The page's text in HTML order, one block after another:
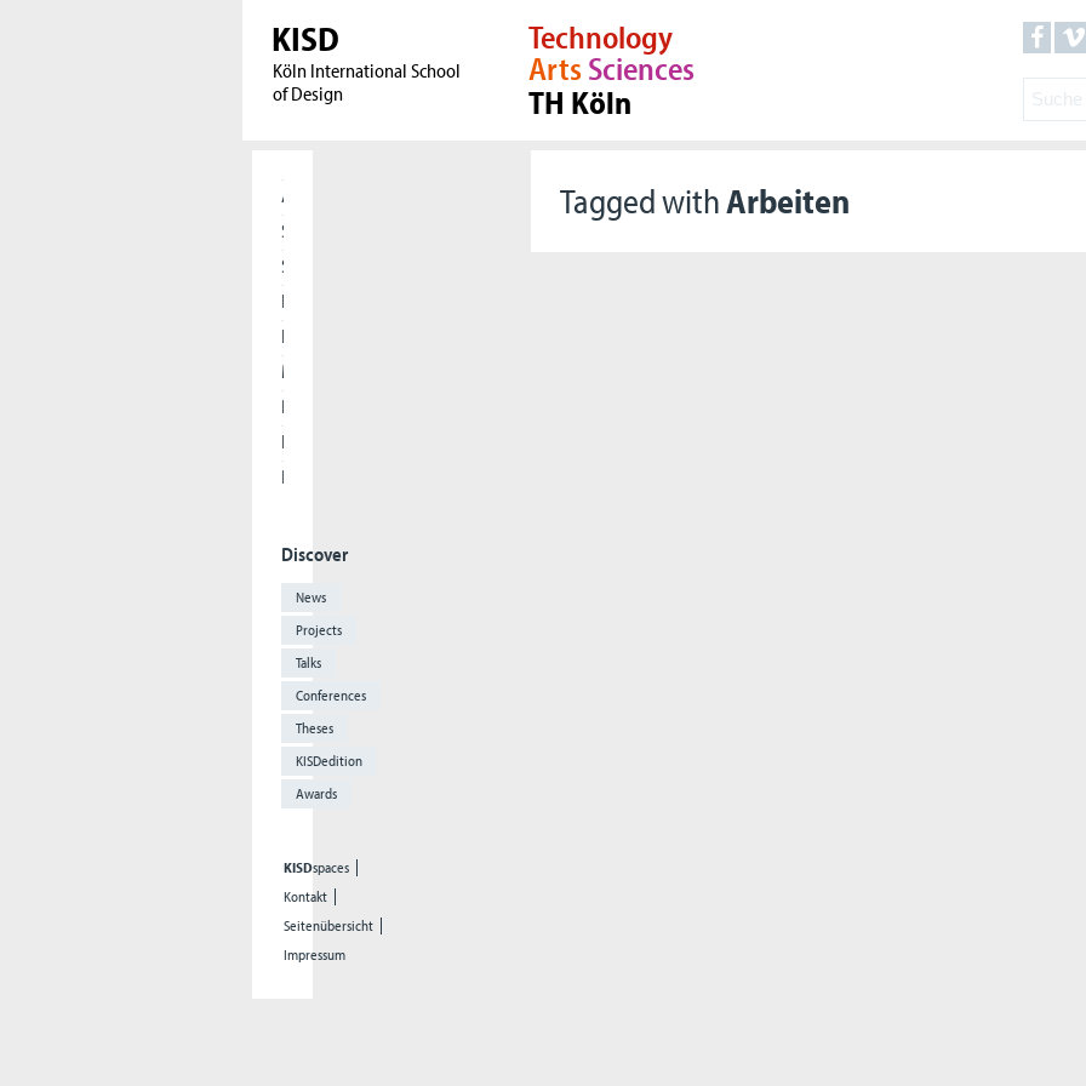
KISD
Köln International School
of Design
Technology
ArtsSciences
TH Köln
Tagged withArbeiten
Aktuelles
Studierende
Studieninteressierte
Forschung
International
Meet our Alumni
Presse
Kooperationen
Die KISD
Discover
News
Projects
Talks
Conferences
Theses
KISDedition
Awards
KISDspaces
Kontakt
Seitenübersicht
Impressum